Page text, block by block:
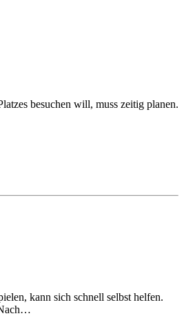
besuchen will, muss zeitig planen.
kann sich schnell selbst helfen.